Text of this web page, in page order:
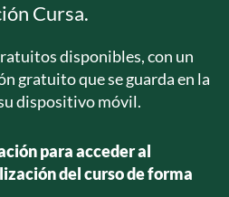
Cursa.
disponibles, con un
gratuito que se guarda en la
dispositivo móvil.
para acceder al
del curso de forma